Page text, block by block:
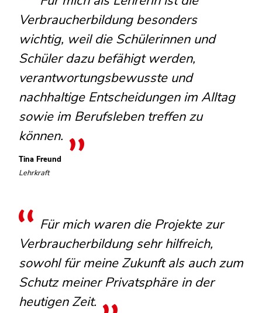
Verbraucherbildung besonders
wichtig, weil die Schülerinnen und
Schüler dazu befähigt werden,
verantwortungsbewusste und
nachhaltige Entscheidungen im Alltag
sowie im Berufsleben treffen zu
können.
Tina Freund
Lehrkraft
Für mich waren die Projekte zur
Verbraucherbildung sehr hilfreich,
sowohl für meine Zukunft als auch zum
Schutz meiner Privatsphäre in der
heutigen Zeit.